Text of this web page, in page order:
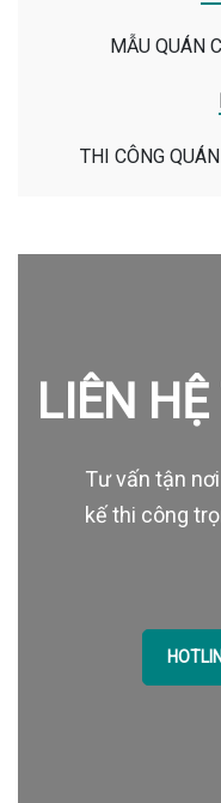
MẪU QUÁN
THI CÔNG
LIÊN
Tư vấn tận
kế thi công